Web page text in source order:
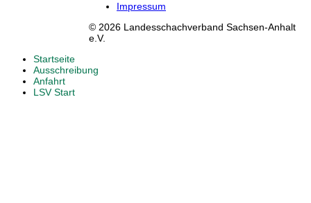
Impressum
© 2026 Landesschachverband Sachsen-Anhalt
e.V.
Startseite
Ausschreibung
Anfahrt
LSV Start